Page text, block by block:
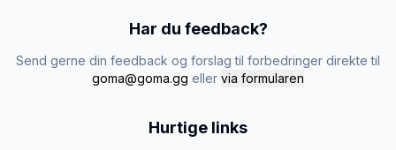
Har du feedback?
Send gerne din feedback og forslag til forbedringer direkte til
goma@goma.gg eller via formularen
Hurtige links